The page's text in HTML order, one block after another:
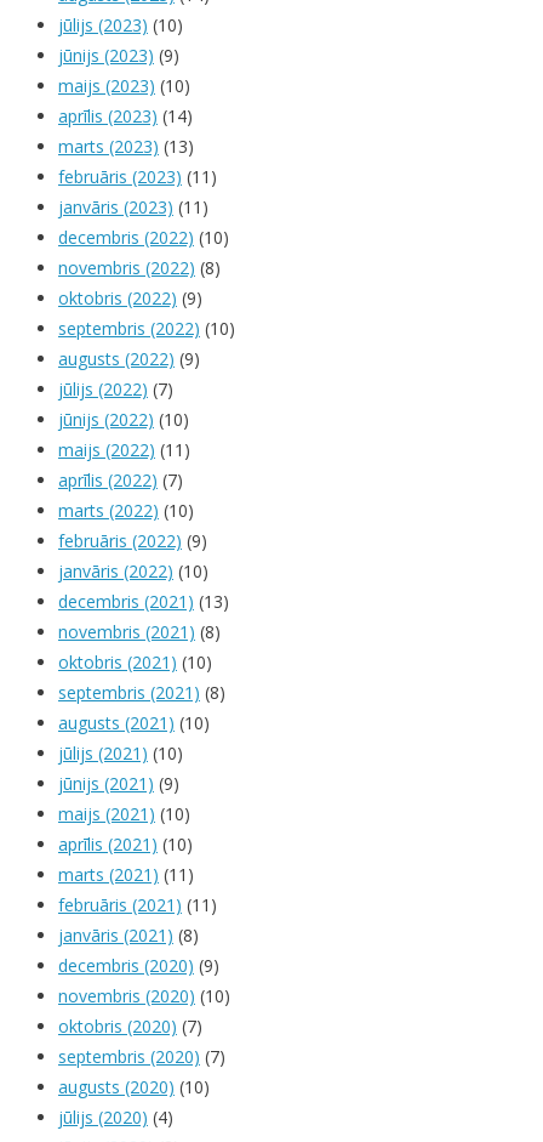
jūlijs (2023) (10)
jūnijs (2023) (9)
maijs (2023) (10)
aprīlis (2023) (14)
marts (2023) (13)
februāris (2023) (11)
janvāris (2023) (11)
decembris (2022) (10)
novembris (2022) (8)
oktobris (2022) (9)
septembris (2022) (10)
augusts (2022) (9)
jūlijs (2022) (7)
jūnijs (2022) (10)
maijs (2022) (11)
aprīlis (2022) (7)
marts (2022) (10)
februāris (2022) (9)
janvāris (2022) (10)
decembris (2021) (13)
novembris (2021) (8)
oktobris (2021) (10)
septembris (2021) (8)
augusts (2021) (10)
jūlijs (2021) (10)
jūnijs (2021) (9)
maijs (2021) (10)
aprīlis (2021) (10)
marts (2021) (11)
februāris (2021) (11)
janvāris (2021) (8)
decembris (2020) (9)
novembris (2020) (10)
oktobris (2020) (7)
septembris (2020) (7)
augusts (2020) (10)
jūlijs (2020) (4)